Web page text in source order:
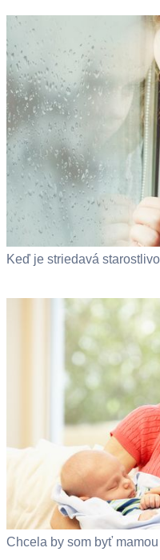
Keď je striedavá
Chcela by som byť